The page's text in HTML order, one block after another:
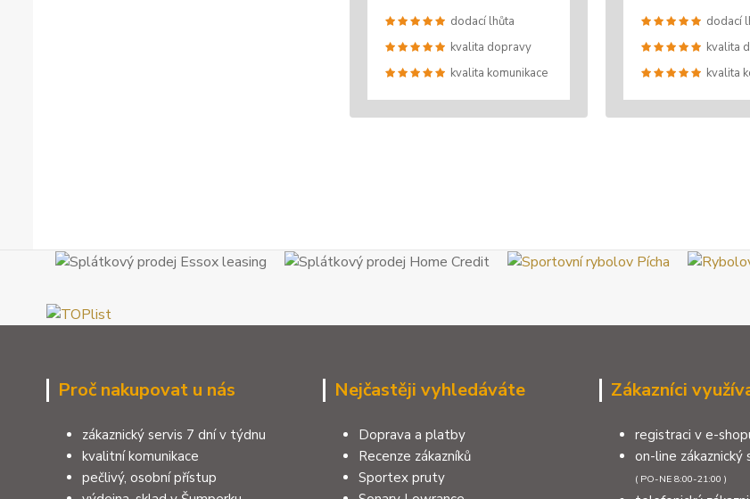
dodací lhůta
kvalita dopravy
kvalita komunikace
dodací
kvalita
kvalita
Proč nakupovat u nás
zákaznický servis 7 dní v týdnu
kvalitní komunikace
pečlivý, osobní přístup
Nejčastěji vyhledáváte
Doprava a platby
Recenze zákazníků
Sportex pruty
Zákazníci
registraci v e-
on-line zákaznický
( PO-NE 8:00-21:00 )